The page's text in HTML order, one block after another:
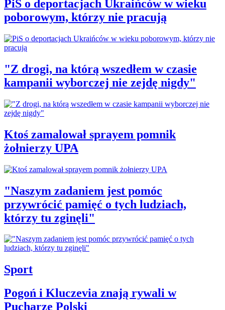
PiS o deportacjach Ukraińców w wieku
poborowym, którzy nie pracują
"Z drogi, na którą wszedłem w czasie
kampanii wyborczej nie zejdę nigdy"
Ktoś zamalował sprayem pomnik
żołnierzy UPA
"Naszym zadaniem jest pomóc
przywrócić pamięć o tych ludziach,
którzy tu zginęli"
Sport
Pogoń i Kluczevia znają rywali w
Pucharze Polski